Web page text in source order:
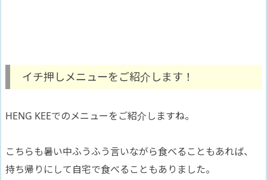
イチ押しメニューをご紹介します！
HENG KEEでのメニューをご紹介しますね。
こちらも暑い中ふうふう言いながら食べることもあれば、
持ち帰りにして自宅で食べることもありました。